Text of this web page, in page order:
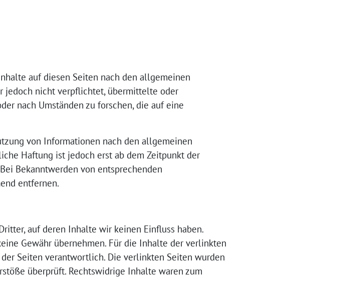
auf diesen Seiten nach den allgemeinen
jedoch nicht verpflichtet, übermittelte oder
nach Umständen zu forschen, die auf eine
von Informationen nach den allgemeinen
Haftung ist jedoch erst ab dem Zeitpunkt der
Bekanntwerden von entsprechenden
entfernen.
auf deren Inhalte wir keinen Einfluss haben.
Gewähr übernehmen. Für die Inhalte der verlinkten
Seiten verantwortlich. Die verlinkten Seiten wurden
überprüft. Rechtswidrige Inhalte waren zum